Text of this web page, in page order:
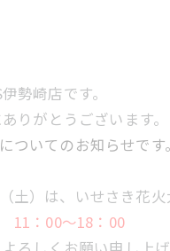
勢崎店です。
りがとうございます。
ついてのお知らせです。
土）は、いせさき花
11：00～18：00